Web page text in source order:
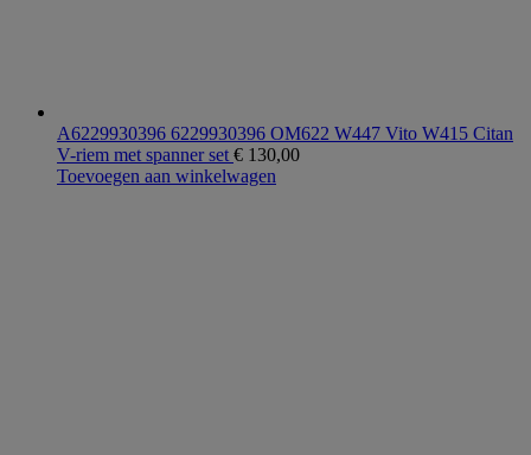
A6229930396 6229930396 OM622 W447 Vito W415 Citan
V-riem met spanner set € 130,00
Toevoegen aan winkelwagen